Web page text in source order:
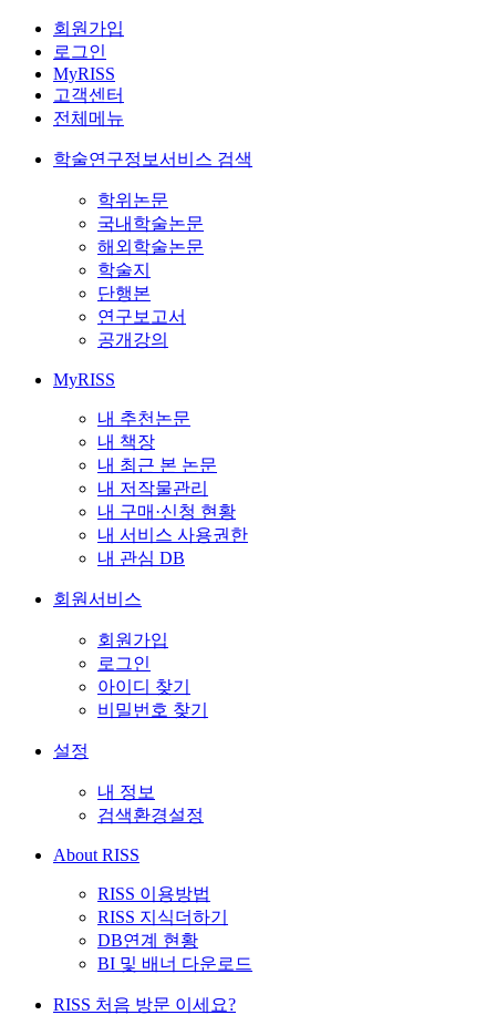
회원가입
로그인
MyRISS
고객센터
전체메뉴
학술연구정보서비스 검색
학위논문
국내학술논문
해외학술논문
학술지
단행본
연구보고서
공개강의
MyRISS
내 추천논문
내 책장
내 최근 본 논문
내 저작물관리
내 구매·신청 현황
내 서비스 사용권한
내 관심 DB
회원서비스
회원가입
로그인
아이디 찾기
비밀번호 찾기
설정
내 정보
검색환경설정
About RISS
RISS 이용방법
RISS 지식더하기
DB연계 현황
BI 및 배너 다운로드
RISS 처음 방문 이세요?